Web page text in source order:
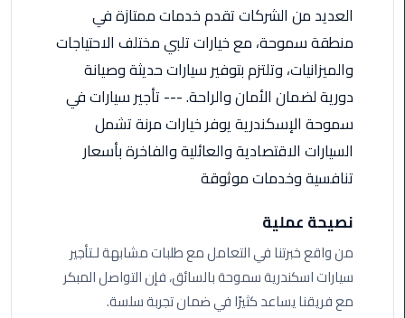
ليموزين
مطار
سفنكس
خدمة
ليموزين
الغردقة
دهب
القاهرة
والعكس
العديد من الشركات تقدم خدمات ممتازة في
منطقة سموحة، مع خيارات تلبي مختلف الاحتياجات
والميزانيات، وتلتزم بتوفير سيارات حديثة وصيانة
دورية لضمان الأمان والراحة. --- تأجير سيارات في
سموحة الإسكندرية يوفر خيارات مرنة تشمل
السيارات الاقتصادية والعائلية والفاخرة بأسعار
تنافسية وخدمات موثوقة
نصيحة عملية
من واقع خبرتنا في التعامل مع طلبات مشابهة لـتأجير
سيارات اسكندرية سموحة بالسائق، فإن التواصل المبكر
مع فريقنا يساعد كثيرًا في ضمان تجربة سلسة.